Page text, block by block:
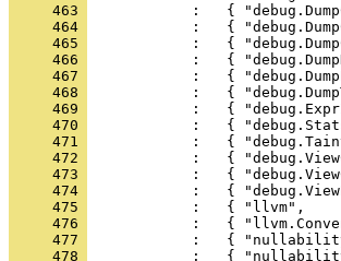
     463
     464
     465
     466
     467
     468
     469
     470
     471
     472
     473
     474
     475
     476
     477
     478